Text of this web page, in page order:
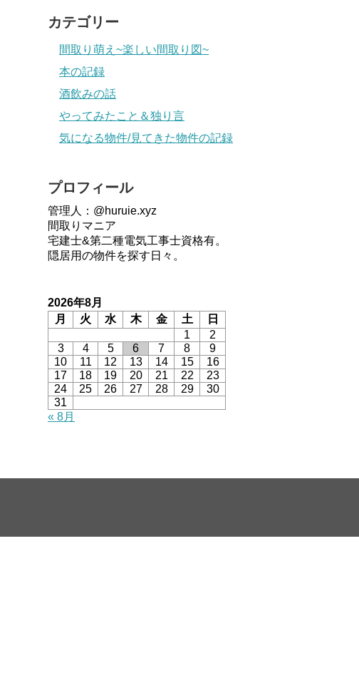
カテゴリー
間取り萌え~楽しい間取り図~
本の記録
酒飲みの話
やってみたこと＆独り言
気になる物件/見てきた物件の記録
プロフィール
管理人：@huruie.xyz
間取りマニア
宅建士&第二種電気工事士資格有。
隠居用の物件を探す日々。
2026年8月
月
火 水 木 金 土
日
1
2
3
4 5 6 7 8
9
10
11 12 13 14 15
16
17
18 19 20 21 22
23
24
25 26 27 28 29
30
31
« 8月